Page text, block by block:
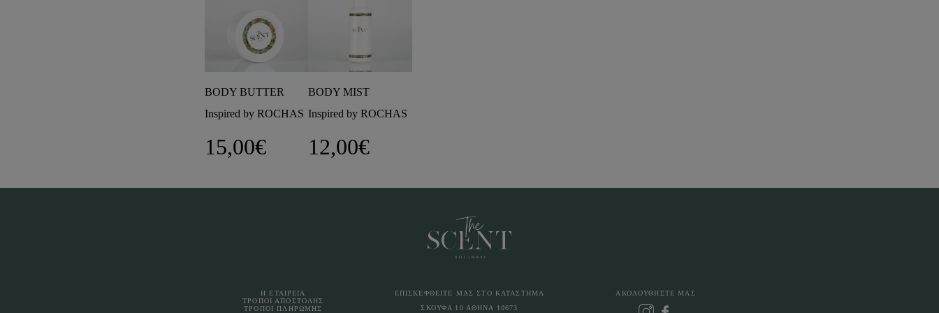
BODY BUTTER
Inspired by ROCHAS
15,00€
BODY MIST
Inspired by ROCHAS
12,00€
Η ΕΤΑΙΡΕΙΑ
ΤΡΟΠΟΙ ΑΠΟΣΤΟΛΗΣ
ΤΡΟΠΟΙ ΠΛΗΡΩΜΗΣ
ΕΠΙΣΚΕΦΘΕΙΤΕ ΜΑΣ ΣΤΟ ΚΑΤΑΣΤΗΜΑ
ΣΚΟΥΦΑ 10 ΑΘΗΝΑ 10673
ΑΚΟΛΟΥΘΗΣΤΕ ΜΑΣ